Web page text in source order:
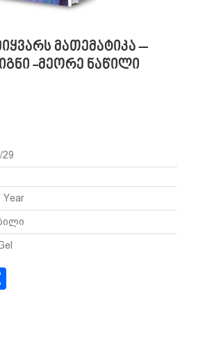
მათემატიკა –
-მეორე ნაწილი
29
Year